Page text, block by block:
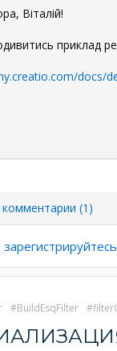
Віталій!
приклад
docs/
(1)
зарегистрируйтесь
BuildEsqFilter